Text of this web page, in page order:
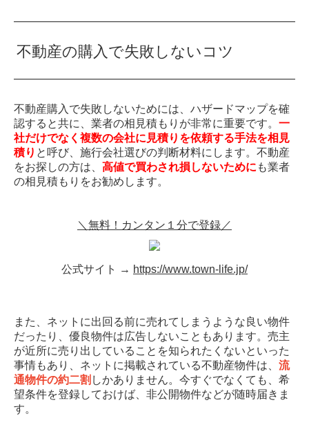
不動産の購入で失敗しないコツ
不動産購入で失敗しないためには、ハザードマップを確
認すると共に、業者の相見積もりが非常に重要です。 一
社だけでなく複数の会社に見積りを依頼する手法を相見
積り と呼び、施行会社選びの判断材料にします。不動産
をお探しの方は、 高値で買わされ損しないために も業者
の相見積もりをお勧めします。
＼無料！カンタン１分で登録／
公式サイト → https://www.town-life.jp/
また、ネットに出回る前に売れてしまうような良い物件
だったり、優良物件は広告しないこともあります。売主
が近所に売り出していることを知られたくないといった
事情もあり、ネットに掲載されている不動産物件は、 流
通物件の約二割 しかありません。今すぐでなくても、希
望条件を登録しておけば、非公開物件などが随時届きま
す。